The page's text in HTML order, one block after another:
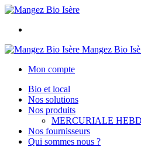
Mangez Bio
Mon compte
Bio et local
Nos solutions
Nos produits
MERCURIALE
Nos fournisseurs
Qui sommes nous ?